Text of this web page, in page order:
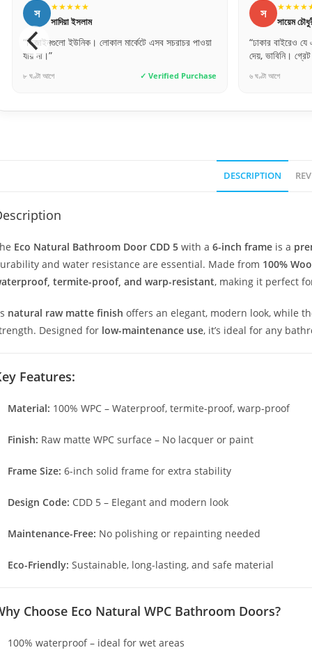
স ★★★★★
সায়েম চৌধুরী
“ঢাকার বাইরেও যে এত দ্রুত এবং সেফলি দরজা ডেলিভারি
দেয়, ভাবিনি। গ্রেট জব!”
৬ ঘণ্টা আগে ✓ Verified Purchase
স
সুমাইয়া
“ওয়াটারপ্রুফ
অনেকদিন টিকবে
৩ দিন আগে
DESCRIPTION
Eco Natural Bathroom Door CDD 5 with a 6-inch frame is a
and water resistance are essential. Made from 100%
termite-proof, and warp-resistant, making it perfect
natural raw matte finish offers an elegant, modern look, while
Designed for low-maintenance use, it’s ideal for any
Features:
Material: 100% WPC – Waterproof, termite-proof, warp-proof
Finish: Raw matte WPC surface – No lacquer or paint
Frame Size: 6-inch solid frame for extra stability
Design Code: CDD 5 – Elegant and modern look
Maintenance-Free: No polishing or repainting needed
Eco-Friendly: Sustainable, long-lasting, and safe material
Choose Eco Natural WPC Bathroom Doors?
100% waterproof – ideal for wet areas